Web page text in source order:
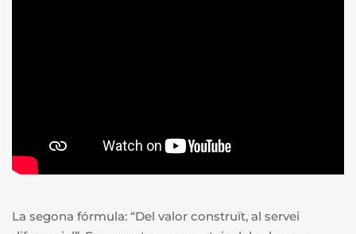
La segona fórmula: “Del valor construït, al servei